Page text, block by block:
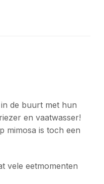
de buurt met hun
en vaatwasser!
mimosa is toch een
vele eetmomenten